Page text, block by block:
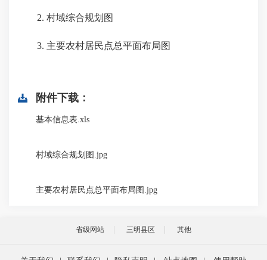
2. 村域综合规划图
3. 主要农村居民点总平面布局图
附件下载：
基本信息表.xls
村域综合规划图.jpg
主要农村居民点总平面布局图.jpg
省级网站 三明县区 其他